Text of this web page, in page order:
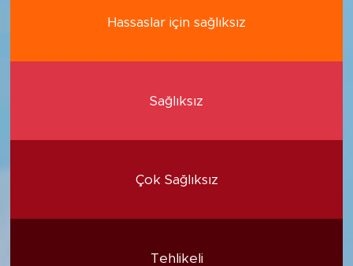
Hassaslar için sağlıksız
Sağlıksız
Çok Sağlıksız
Tehlikeli